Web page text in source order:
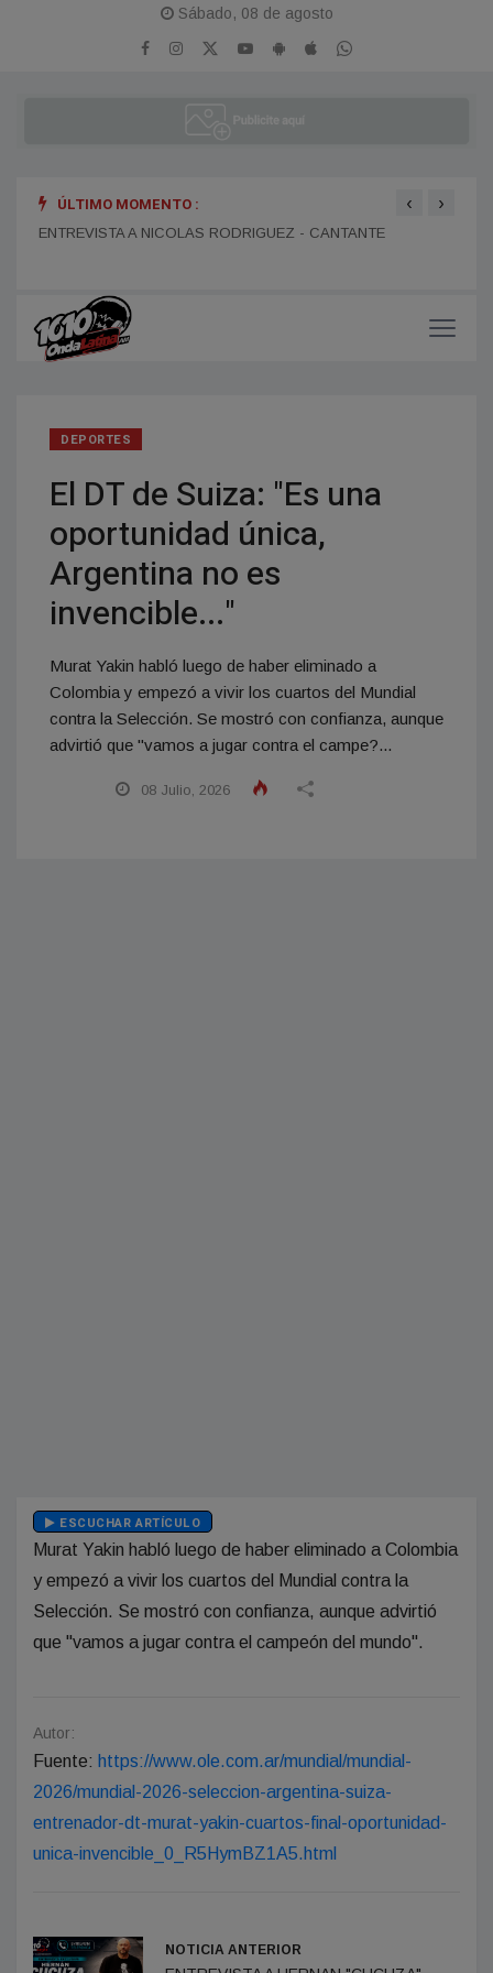
Sábado, 08 de agosto
ÚLTIMO MOMENTO :
ENTREVISTA A NICOLAS RODRIGUEZ - CANTANTE
ENTREVISTA A DANIEL DARTIGUELONGUE - FUNDADOR DE
‹ ›
DEPORTES
El DT de Suiza: "Es una
oportunidad única,
Argentina no es
invencible..."
Murat Yakin habló luego de haber eliminado a
Colombia y empezó a vivir los cuartos del Mundial
contra la Selección. Se mostró con confianza, aunque
advirtió que "vamos a jugar contra el campe?...
08 Julio, 2026
ESCUCHAR ARTÍCULO
Murat Yakin habló luego de haber eliminado a Colombia
y empezó a vivir los cuartos del Mundial contra la
Selección. Se mostró con confianza, aunque advirtió
que "vamos a jugar contra el campeón del mundo".
Autor:
Fuente: https://www.ole.com.ar/mundial/mundial-
2026/mundial-2026-seleccion-argentina-suiza-
entrenador-dt-murat-yakin-cuartos-final-oportunidad-
unica-invencible_0_R5HymBZ1A5.html
NOTICIA ANTERIOR